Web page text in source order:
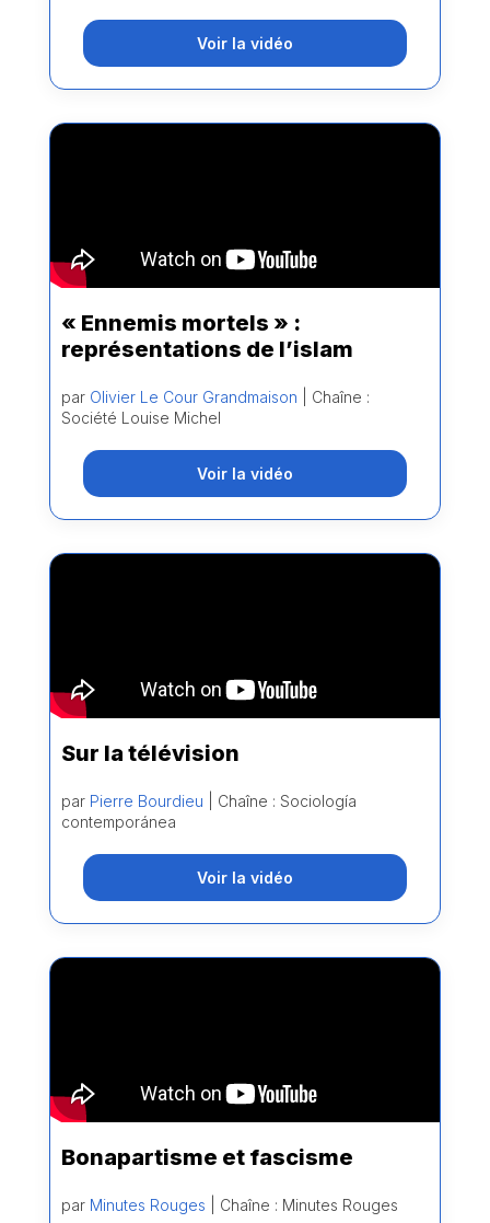
Voir la vidéo
« Ennemis mortels » :
représentations de l’islam
par Olivier Le Cour Grandmaison | Chaîne :
Société Louise Michel
Voir la vidéo
Sur la télévision
par Pierre Bourdieu | Chaîne : Sociología
contemporánea
Voir la vidéo
Bonapartisme et fascisme
par Minutes Rouges | Chaîne : Minutes Rouges